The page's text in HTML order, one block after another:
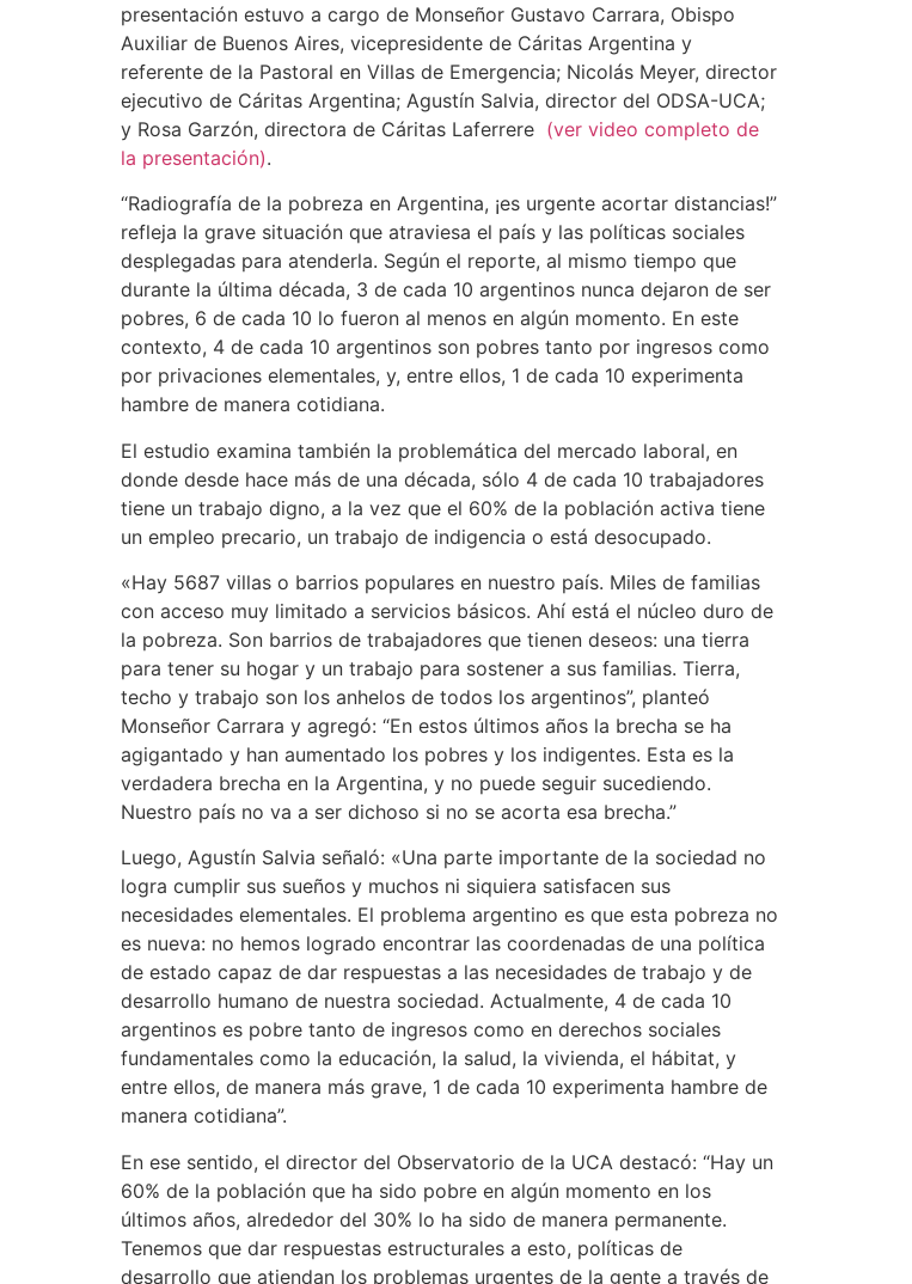
presentación estuvo a cargo de Monseñor Gustavo Carrara, Obispo
Auxiliar de Buenos Aires, vicepresidente de Cáritas Argentina y
referente de la Pastoral en Villas de Emergencia; Nicolás Meyer, director
ejecutivo de Cáritas Argentina; Agustín Salvia, director del ODSA-UCA;
y Rosa Garzón, directora de Cáritas Laferrere (ver video completo de
la presentación).
“Radiografía de la pobreza en Argentina, ¡es urgente acortar distancias!”
refleja la grave situación que atraviesa el país y las políticas sociales
desplegadas para atenderla. Según el reporte, al mismo tiempo que
durante la última década, 3 de cada 10 argentinos nunca dejaron de ser
pobres, 6 de cada 10 lo fueron al menos en algún momento. En este
contexto, 4 de cada 10 argentinos son pobres tanto por ingresos como
por privaciones elementales, y, entre ellos, 1 de cada 10 experimenta
hambre de manera cotidiana.
El estudio examina también la problemática del mercado laboral, en
donde desde hace más de una década, sólo 4 de cada 10 trabajadores
tiene un trabajo digno, a la vez que el 60% de la población activa tiene
un empleo precario, un trabajo de indigencia o está desocupado.
«Hay 5687 villas o barrios populares en nuestro país. Miles de familias
con acceso muy limitado a servicios básicos. Ahí está el núcleo duro de
la pobreza. Son barrios de trabajadores que tienen deseos: una tierra
para tener su hogar y un trabajo para sostener a sus familias. Tierra,
techo y trabajo son los anhelos de todos los argentinos”, planteó
Monseñor Carrara y agregó: “En estos últimos años la brecha se ha
agigantado y han aumentado los pobres y los indigentes. Esta es la
verdadera brecha en la Argentina, y no puede seguir sucediendo.
Nuestro país no va a ser dichoso si no se acorta esa brecha.”
Luego, Agustín Salvia señaló: «Una parte importante de la sociedad no
logra cumplir sus sueños y muchos ni siquiera satisfacen sus
necesidades elementales. El problema argentino es que esta pobreza no
es nueva: no hemos logrado encontrar las coordenadas de una política
de estado capaz de dar respuestas a las necesidades de trabajo y de
desarrollo humano de nuestra sociedad. Actualmente, 4 de cada 10
argentinos es pobre tanto de ingresos como en derechos sociales
fundamentales como la educación, la salud, la vivienda, el hábitat, y
entre ellos, de manera más grave, 1 de cada 10 experimenta hambre de
manera cotidiana”.
En ese sentido, el director del Observatorio de la UCA destacó: “Hay un
60% de la población que ha sido pobre en algún momento en los
últimos años, alrededor del 30% lo ha sido de manera permanente.
Tenemos que dar respuestas estructurales a esto, políticas de
desarrollo que atiendan los problemas urgentes de la gente a través de